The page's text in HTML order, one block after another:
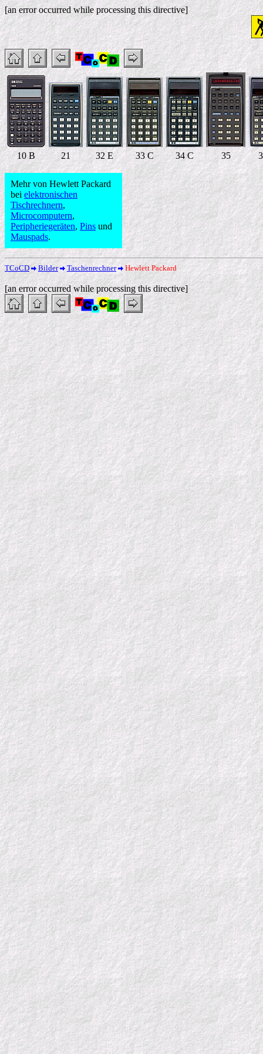
[an error occurred while processing this directive]
10 B 21 32 E 33 C 34 C 35
Mehr von Hewlett Packard
bei elektronischen
Tischrechnern,
Microcomputern,
Peripheriegeräten, Pins und
Mauspads.
TCoCD Bilder Taschenrechner Hewlett Packard
[an error occurred while processing this directive]